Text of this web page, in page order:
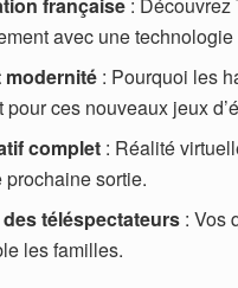
française :
avec une
modernité : Pourquoi les
ces nouveaux jeux
complet : Réalité
prochaine sortie.
téléspectateurs : Vos
les familles.